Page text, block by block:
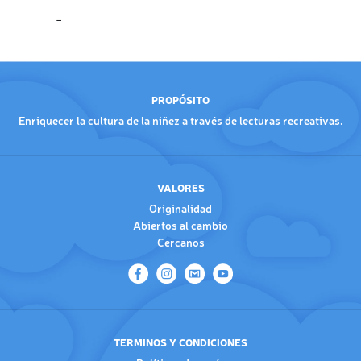
PROPÓSITO
Enriquecer la cultura de la niñez a través de lecturas recreativas.
VALORES
Originalidad
Abiertos al cambio
Cercanos
TERMINOS Y CONDICIONES